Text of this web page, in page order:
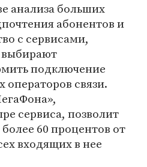
анализа больших
абонентов и
с сервисами,
выбирают
подключение
операторов связи.
сервиса, позволит
60 процентов от
входящих в нее